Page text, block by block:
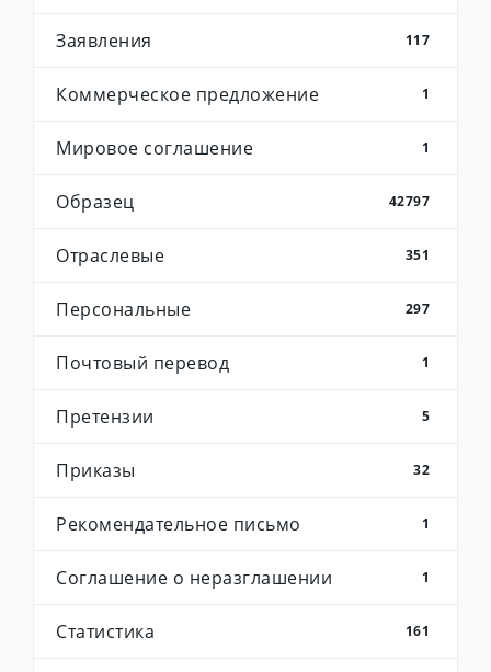
Заявления 117
Коммерческое предложение 1
Мировое соглашение 1
Образец 42797
Отраслевые 351
Персональные 297
Почтовый перевод 1
Претензии 5
Приказы 32
Рекомендательное письмо 1
Соглашение о неразглашении 1
Статистика 161